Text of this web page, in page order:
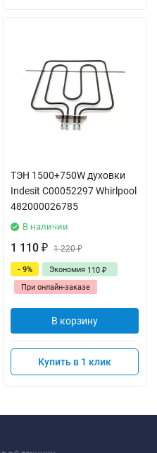
ТЭН 1500+750W духовки
Indesit C00052297 Whirlpool
482000026785
В наличии
1 110 ₽ 1 220₽
- 9% Экономия 110 ₽
При онлайн-заказе
В корзину
Купить в 1 клик